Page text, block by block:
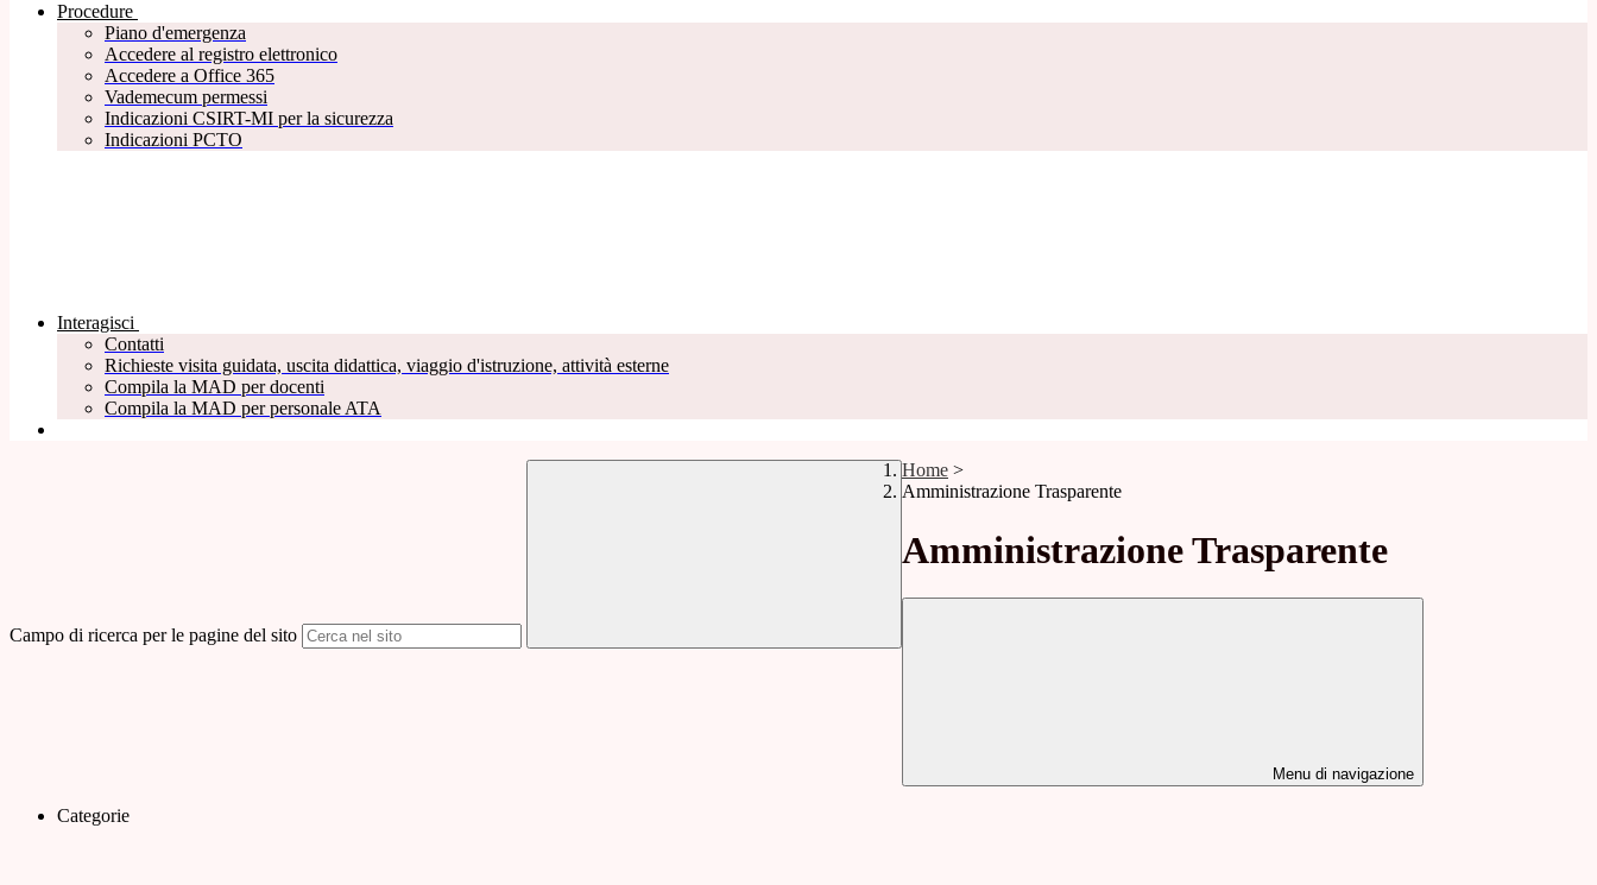
Procedure
Piano d'emergenza
Accedere al registro elettronico
Accedere a Office 365
Vademecum permessi
Indicazioni CSIRT-MI per la sicurezza
Indicazioni PCTO
Interagisci
Contatti
Richieste visita guidata, uscita didattica, viaggio d'istruzione, attività esterne
Compila la MAD per docenti
Compila la MAD per personale ATA
Campo di ricerca per le pagine del sito
Home >
Amministrazione Trasparente
Amministrazione Trasparente
Menu di navigazione
Categorie